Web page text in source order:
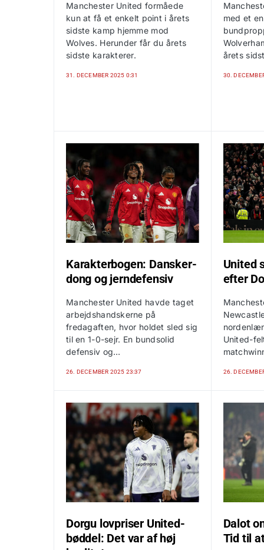
Manchester United formåede
kun at få et enkelt point i årets
sidste kamp hjemme mod
Wolves. Herunder får du årets
sidste karakterer.
31. DECEMBER 2025 0:31
med et
årets
30.
Karakterbogen: Dansker-
dong og jerndefensiv
Manchester United havde taget
arbejdshandskerne på
fredagaften, hvor holdet sled sig
til en 1-0-sejr. En bundsolid
defensiv og…
26. DECEMBER 2025 23:37
United
efter
United-
26.
Dorgu lovpriser United-
bøddel: Det var af høj
Dalot
Tid til